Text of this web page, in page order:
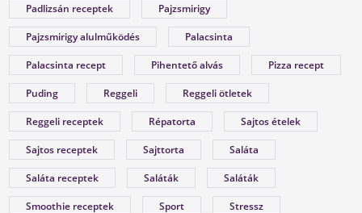
Az 50 év feletti férfiak számára a férfiasság
és az egészség fenntartása nem csupán fizikai,
lelki és érzelmi kérdés is. Sokan tapasztalják ebben a
korban, hogy a vitalitás, az energia és a szexuális
teljesítmény csökkenhet, de jó hír...
Padlizsán receptek Pajzsmirigy
Pajzsmirigy alulműködés Palacsinta
Palacsinta recept Pihentető alvás Pizza recept
Puding Reggeli Reggeli ötletek
Reggeli receptek Répatorta Sajtos ételek
Sajtos receptek Sajttorta Saláta
Saláta receptek Saláták Saláták
Smoothie receptek Sport Stressz